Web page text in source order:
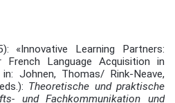
«Innovative Learning Partners:
Language Acquisition in
Johnen, Thomas/ Rink-Neave,
Theoretische und praktische
und Fachkommunikation und